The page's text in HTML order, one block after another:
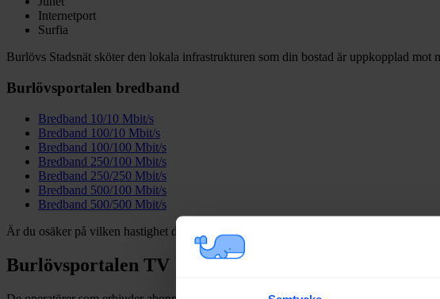
Internetport
Surfia
Burlövs Stadsnät sköter den lokala infrastrukturen som din bostad är uppkopplad
Burlövsportalen bredband
Bredband 10/10 Mbit/s
Bredband 100/10 Mbit/s
Bredband 100/100 Mbit/s
Bredband 250/100 Mbit/s
Bredband 250/250 Mbit/s
Bredband 500/100 Mbit/s
Bredband 500/500 Mbit/s
Är du osäker på vilken hastighet du behöver kan du läsa vår
Burlövsportalen TV